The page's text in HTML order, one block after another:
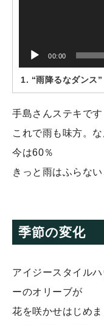
00:00
1. “雨降るなダンス”
手島さんステキです
これで雨も味方。
今は60％
きっと雨はふらない
季節の変化
アイジースタイル
ーのオリーブが
花を咲かせはじめま